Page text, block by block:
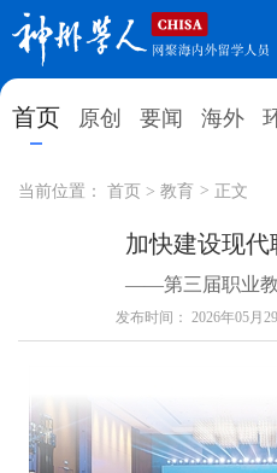
首页 原创 要闻 海外网站
首页 原创
人物
就业创业
留学 人才
招聘信息 更多数据
当前位置： 首页 > 教育 > 正文
加快建设现
——第三届职业教
发布时间： 2026年05月